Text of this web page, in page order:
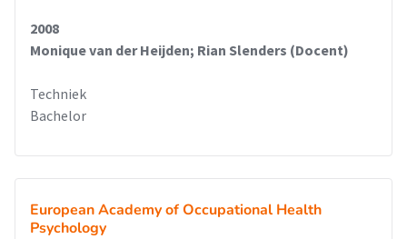
2008
Monique van der Heijden; Rian Slenders (Docent)
Techniek
Bachelor
European Academy of Occupational Health
Psychology